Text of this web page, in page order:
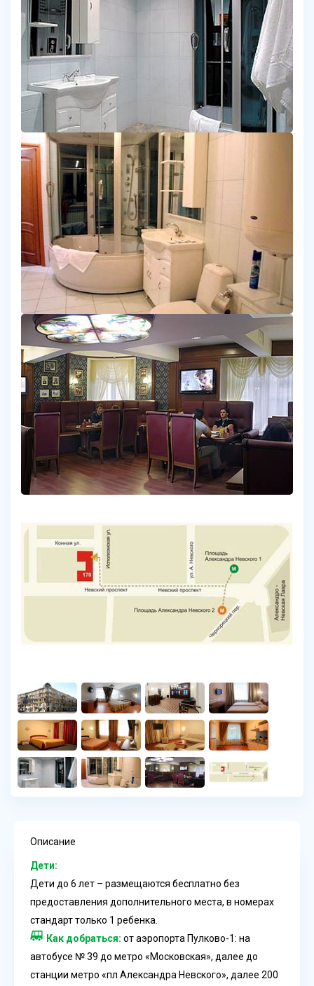
Описание
Дети:
Дети до 6 лет – размещаются бесплатно без
предоставления дополнительного места, в номерах
стандарт только 1 ребенка.
Как добраться: от аэропорта Пулково-1: на
автобусе № 39 до метро «Московская», далее до
станции метро «пл Александра Невского», далее 200